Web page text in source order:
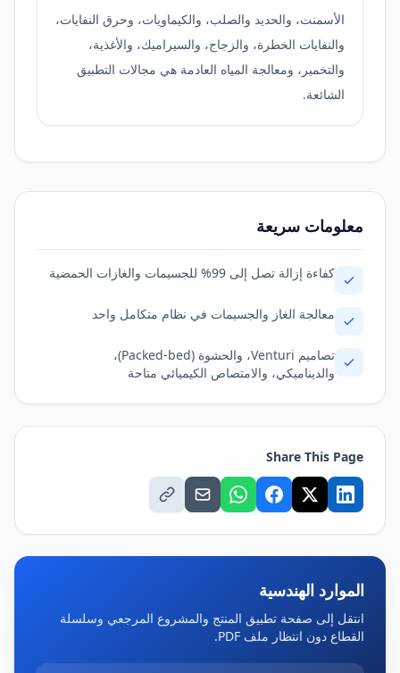
الأسمنت، والحديد والصلب، والكيماويات، وحرق النفايات،
والنفايات الخطرة، والزجاج، والسيراميك، والأغذية،
والتخمير، ومعالجة المياه العادمة هي مجالات التطبيق
الشائعة.
معلومات سريعة
كفاءة إزالة تصل إلى 99% للجسيمات والغازات الحمضية
معالجة الغاز والجسيمات في نظام متكامل واحد
تصاميم Venturi، والحشوة (Packed-bed)،
والديناميكي، والامتصاص الكيميائي متاحة
Share This Page
الموارد الهندسية
انتقل إلى صفحة تطبيق المنتج والمشروع المرجعي وسلسلة
القطاع دون انتظار ملف PDF.